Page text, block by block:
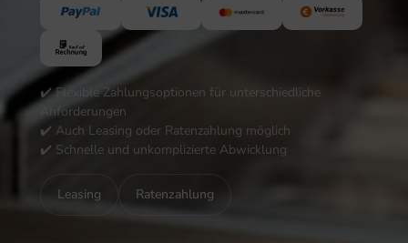
✔️ Flexible Zahlungsoptionen für unterschiedliche
Anforderungen
✔️ Auch Leasing oder Ratenzahlung möglich
✔️ Schnelle und unkomplizierte Abwicklung
Leasing Ratenzahlung